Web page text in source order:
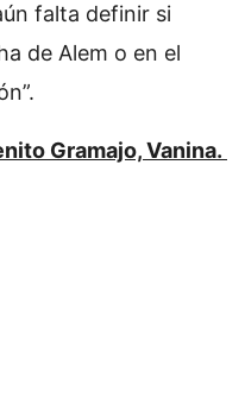
falta definir si
de Alem o en el
Gramajo, Vanina.